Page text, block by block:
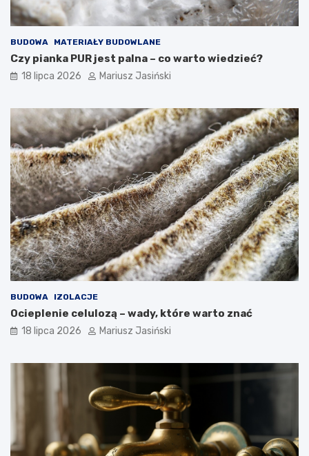
BUDOWA MATERIAŁY BUDOWLANE
Czy pianka PUR jest palna – co warto wiedzieć?
18 lipca 2026 Mariusz Jasiński
BUDOWA IZOLACJE
Ocieplenie celulozą – wady, które warto znać
18 lipca 2026 Mariusz Jasiński